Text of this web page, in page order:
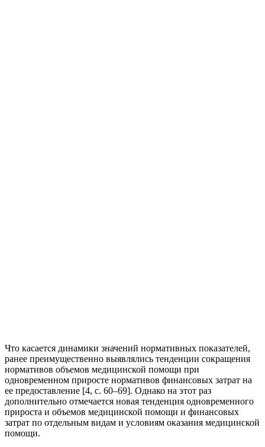
Что касается динамики значений нормативных показателей,
ранее преимущественно выявлялись тенденции сокращения
нормативов объемов медицинской помощи при
одновременном приросте нормативов финансовых затрат на
ее предоставление [4, с. 60–69]. Однако на этот раз
дополнительно отмечается новая тенденция одновременного
прироста и объемов медицинской помощи и финансовых
затрат по отдельным видам и условиям оказания медицинской
помощи.